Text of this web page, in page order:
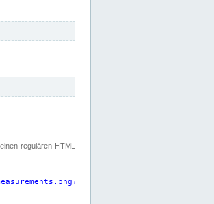
regulären HTML